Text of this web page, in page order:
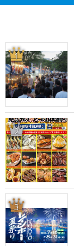
1
2
3